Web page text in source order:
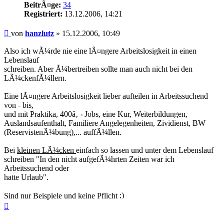
BeitrÃ¤ge: 34
Registriert: 13.12.2006, 14:21
Beitrag
von hanzlutz » 15.12.2006, 10:49
Also ich wÃ¼rde nie eine lÃ¤ngere Arbeitslosigkeit in einen
Lebenslauf
schreiben. Aber Ã¼bertreiben sollte man auch nicht bei den
LÃ¼ckenfÃ¼llern.
Eine lÃ¤ngere Arbeitslosigkeit lieber aufteilen in Arbeitssuchend
von - bis,
und mit Praktika, 400â‚¬ Jobs, eine Kur, Weiterbildungen,
Auslandsaufenthalt, Familiere Angelegenheiten, Zividienst, BW
(ReservistenÃ¼bung),... auffÃ¼llen.
Bei kleinen LÃ¼cken einfach so lassen und unter dem Lebenslauf
schreiben "In den nicht aufgefÃ¼hrten Zeiten war ich
Arbeitssuchend oder
hatte Urlaub".
Sind nur Beispiele und keine Pflicht